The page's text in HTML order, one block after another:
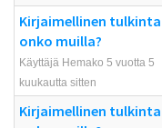
Kirjaimellinen tulkinta
onko muilla?
Käyttäjä Hemako 5 vuotta 5
kuukautta sitten
Kirjaimellinen tulkinta